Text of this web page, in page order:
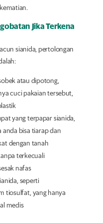
Jika Terkena
sianida, pertolongan
atau dipotong,
cuci pakaian tersebut,
yang terpapar sianida,
anda bisa tiarap dan
dengan tanah
terkecuali
nafas
seperti
tiosulfat, yang hanya
medis